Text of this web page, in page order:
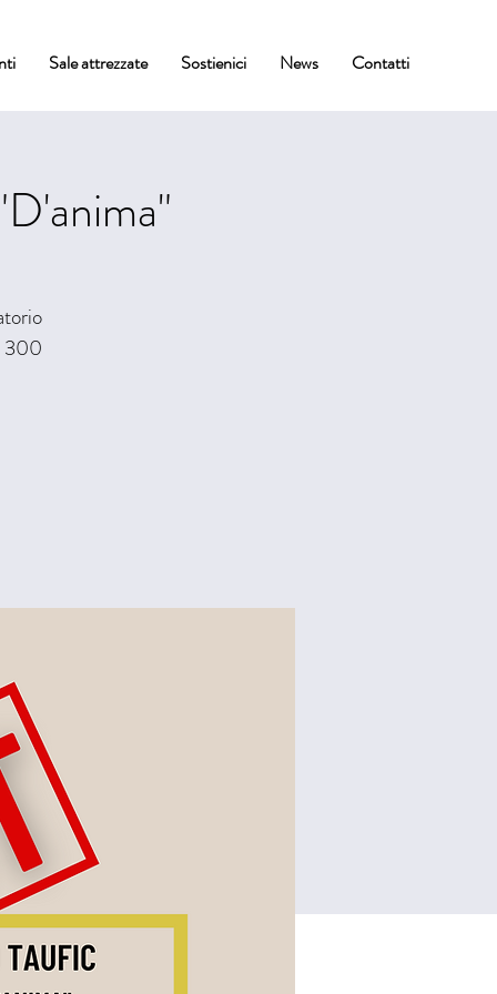
Sale attrezzate Sostienici News Contatti
300